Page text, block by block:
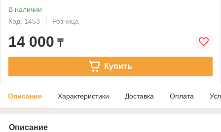
В наличии
Код: 1453
Розница
14 000 ₸
Купить
Описание Характеристики Доставка Оплата
Описание